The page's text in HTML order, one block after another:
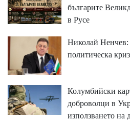
българите
в Русе
Николай
политическа
Колумбийски
доброволци в
използването на